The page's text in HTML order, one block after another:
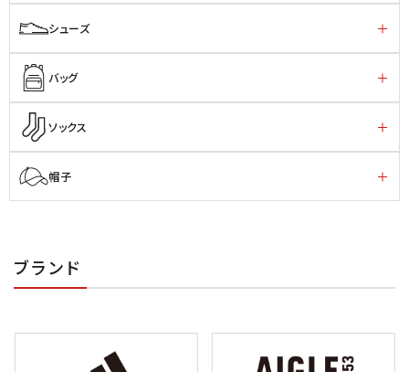
シューズ
バッグ
ソックス
帽子
ブランド